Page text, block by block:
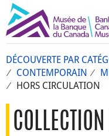
DÉCOUVERTE PAR
CONTEMPORAIN
HORS CIRCULATION